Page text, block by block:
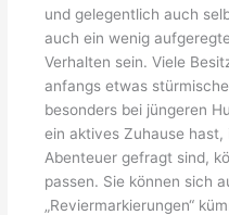
und gelegentlich auch
auch ein wenig
Verhalten sein. Viele
anfangs etwas
besonders bei jüngeren
ein aktives Zuhause
Abenteuer gefragt sind,
passen. Sie können sich
„Reviermarkierungen“